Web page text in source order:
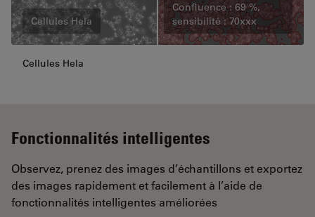
Cellules Hela
Confluence : 69 %,
sensibilité : 70xxx
Cellules Hela
Fonctionnalités intelligentes
Observez, prenez des images d’échantillons et exportez
des images rapidement et facilement à l’aide de
fonctionnalités intelligentes améliorées